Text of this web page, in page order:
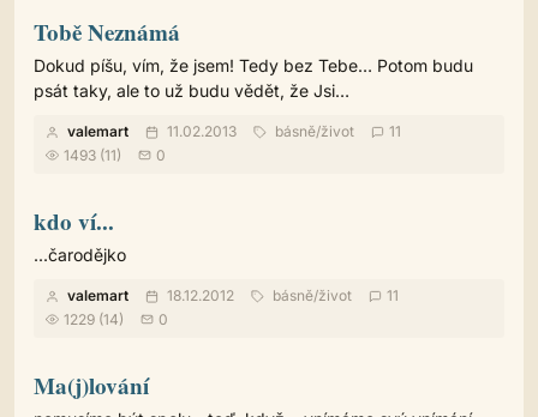
Tobě Neznámá
Dokud píšu, vím, že jsem! Tedy bez Tebe… Potom budu
psát taky, ale to už budu vědět, že Jsi…
valemart 11.02.2013 básně/život
11
1493 (11)
0
kdo ví...
...čarodějko
valemart 18.12.2012 básně/život
11
1229 (14)
0
Ma(j)lování